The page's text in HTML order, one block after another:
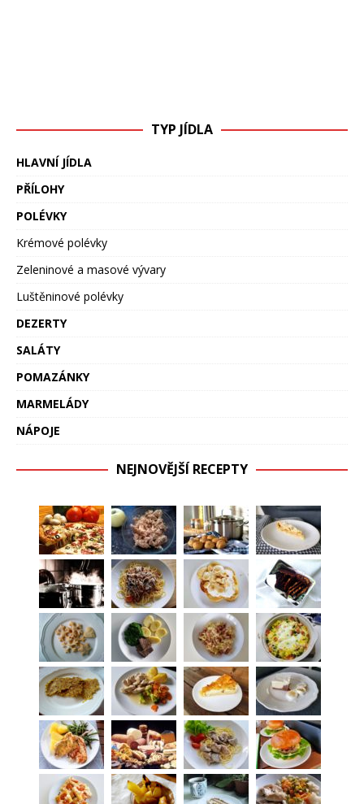
TYP JÍDLA
HLAVNÍ JÍDLA
PŘÍLOHY
POLÉVKY
Krémové polévky
Zeleninové a masové vývary
Luštěninové polévky
DEZERTY
SALÁTY
POMAZÁNKY
MARMELÁDY
NÁPOJE
NEJNOVĚJŠÍ RECEPTY